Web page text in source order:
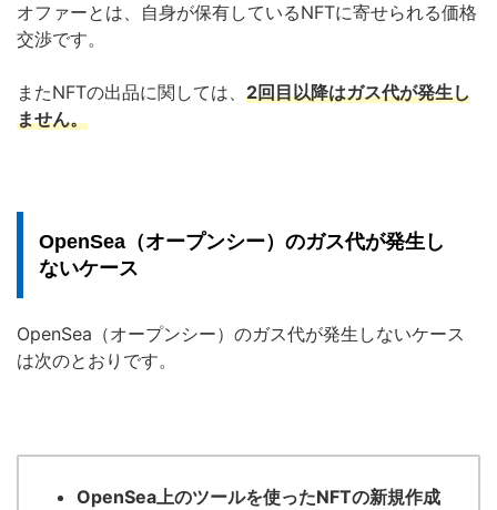
オファーとは、自身が保有しているNFTに寄せられる価格
交渉です。
またNFTの出品に関しては、 2回目以降はガス代が発生し
ません。
OpenSea（オープンシー）のガス代が発生し
ないケース
OpenSea（オープンシー）のガス代が発生しないケース
は次のとおりです。
OpenSea上のツールを使ったNFTの新規作成